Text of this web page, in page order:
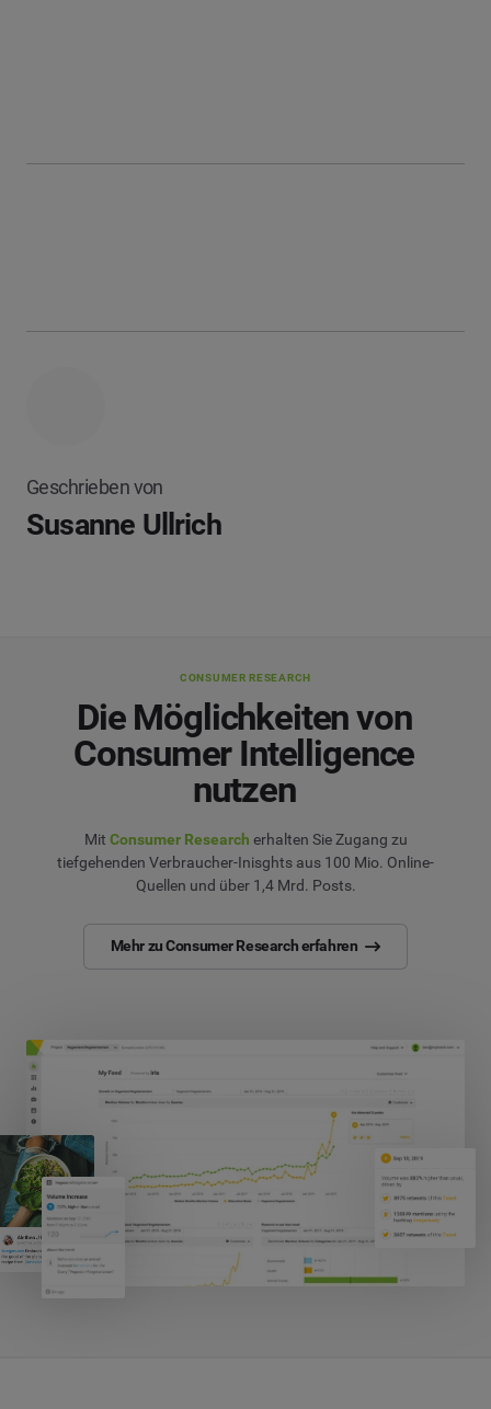
Geschrieben von
Susanne Ullrich
CONSUMER RESEARCH
Die Möglichkeiten von
Consumer Intelligence
nutzen
Mit Consumer Research erhalten Sie Zugang zu
tiefgehenden Verbraucher-Inisghts aus 100 Mio. Online-
Quellen und über 1,4 Mrd. Posts.
Mehr zu Consumer Research erfahren